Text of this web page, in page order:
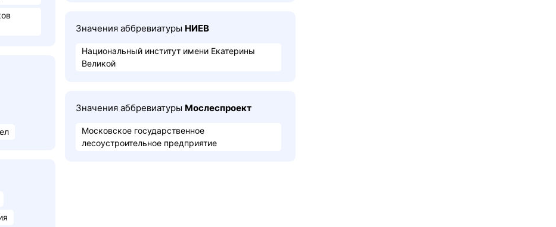
Значения аббревиатуры НИЕВ
Национальный институт имени Екатерины
Великой
Значения аббревиатуры Мослеспроект
Московское государственное
лесоустроительное предприятие